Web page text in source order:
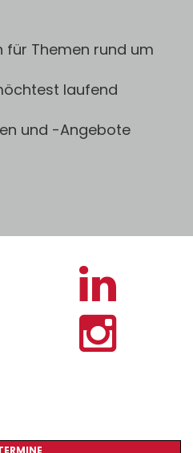
für Themen rund um
laufend
und -Angebote